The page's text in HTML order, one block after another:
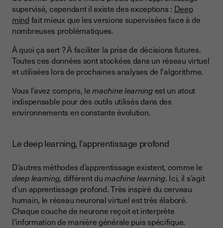
supervisé, cependant il existe des exceptions : Deep
mind fait mieux que les versions supervisées face à de
nombreuses problématiques.
À quoi ça sert ? À faciliter la prise de décisions futures.
Toutes ces données sont stockées dans un réseau virtuel
et utilisées lors de prochaines analyses de l'algorithme.
Vous l’avez compris, lemachine learningest un atout
indispensable pour des outils utilisés dans des
environnements en constante évolution.
Le deep learning, l’apprentissage profond
D’autres méthodes d’apprentissage existent, comme le
deep learning, différent dumachine learning. Ici, il s’agit
d'un apprentissage profond. Très inspiré du cerveau
humain, le réseau neuronal virtuel est très élaboré.
Chaque couche de neurone reçoit et interprète
l’information de manière générale puis spécifique.